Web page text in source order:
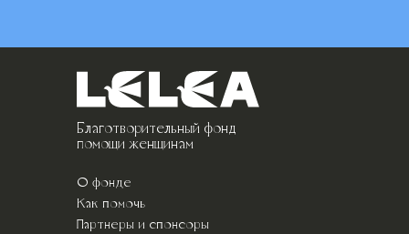
Благотворительный фонд
помощи женщинам
О фонде
Как помочь
Партнеры и спонсоры